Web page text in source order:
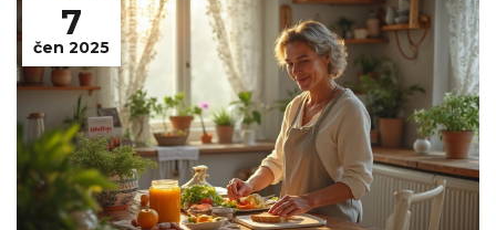
7
čen 2025